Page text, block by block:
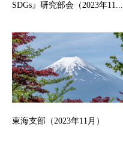
SDGs』研究部会（2023年11...
東海支部（2023年11月）